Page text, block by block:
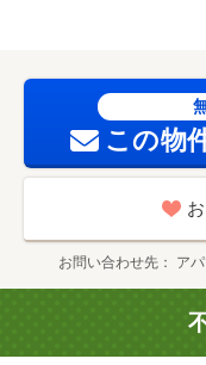
ン－イレブン熊本蓮
ｍ/賃貸戸数:37戸
この物
お問い合わせ先 ア